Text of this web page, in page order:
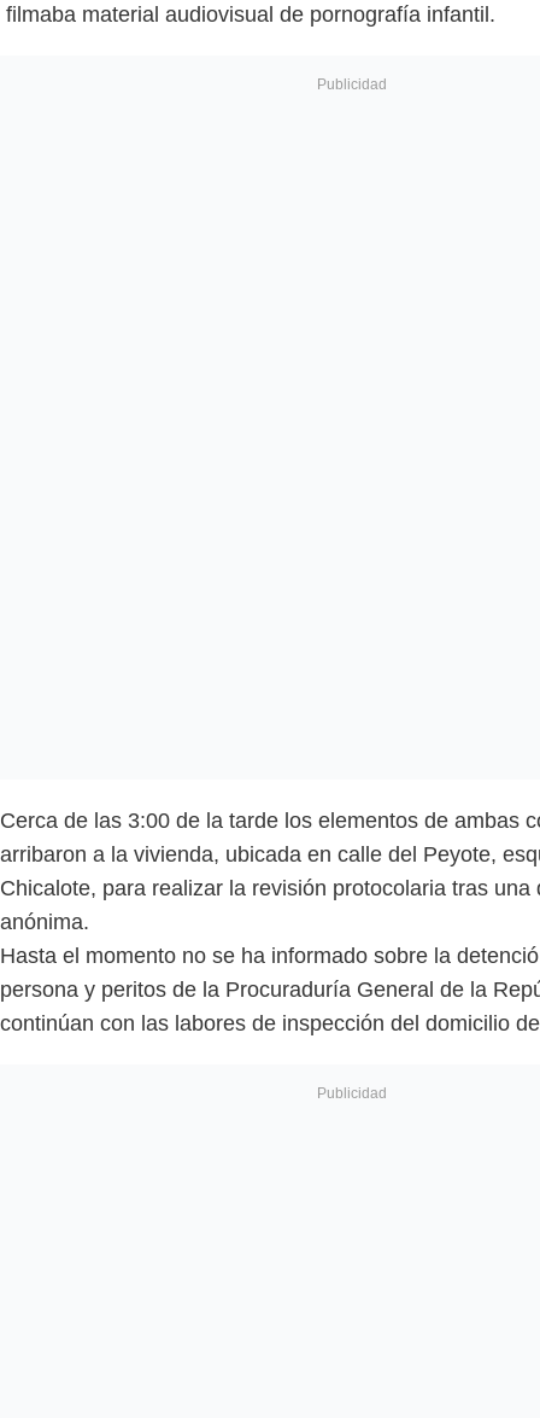
filmaba material audiovisual de pornografía infantil.
Cerca de las 3:00 de la tarde los elementos de ambas
arribaron a la vivienda, ubicada en calle del Peyote,
Chicalote, para realizar la revisión protocolaria tras una
anónima.
Hasta el momento no se ha informado sobre la
persona y peritos de la Procuraduría General de la
continúan con las labores de inspección del domicilio